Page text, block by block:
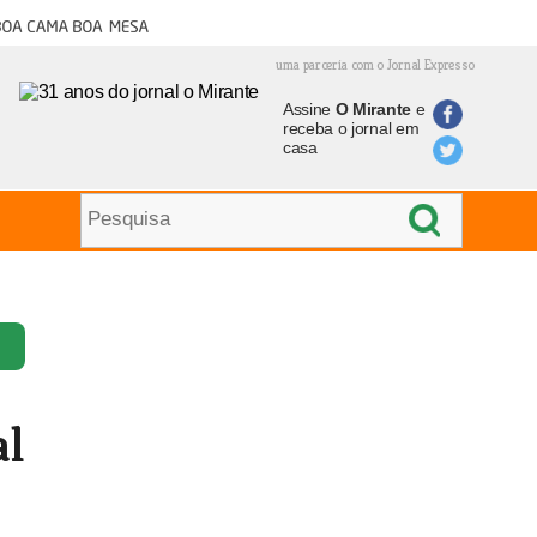
cama boa mesa
uma parceria com o Jornal Expresso
Assine O Mirantee
receba o jornal em
casa